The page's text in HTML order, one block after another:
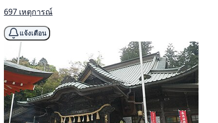
697 เหตุการณ์
แจ้งเตือน